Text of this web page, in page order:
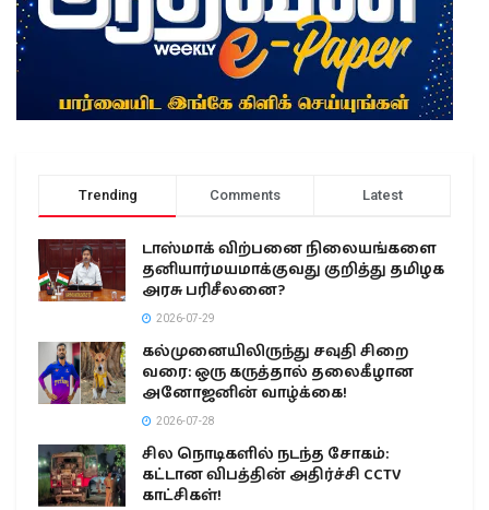
Trending Comments Latest
டாஸ்மாக் விற்பனை நிலையங்களை
தனியார்மயமாக்குவது குறித்து தமிழக
அரசு பரிசீலனை?
2026-07-29
கல்முனையிலிருந்து சவுதி சிறை
வரை: ஒரு கருத்தால் தலைகீழான
அனோஜனின் வாழ்க்கை!
2026-07-28
சில நொடிகளில் நடந்த சோகம்:
கட்டான விபத்தின் அதிர்ச்சி CCTV
காட்சிகள்!